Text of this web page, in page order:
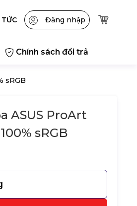
Đăng nhập
Chính sách đổi trả
sRGB
ASUS ProArt
sRGB